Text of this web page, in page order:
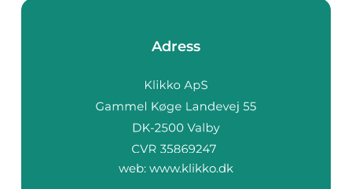
Adress
web: www.klikko.dk